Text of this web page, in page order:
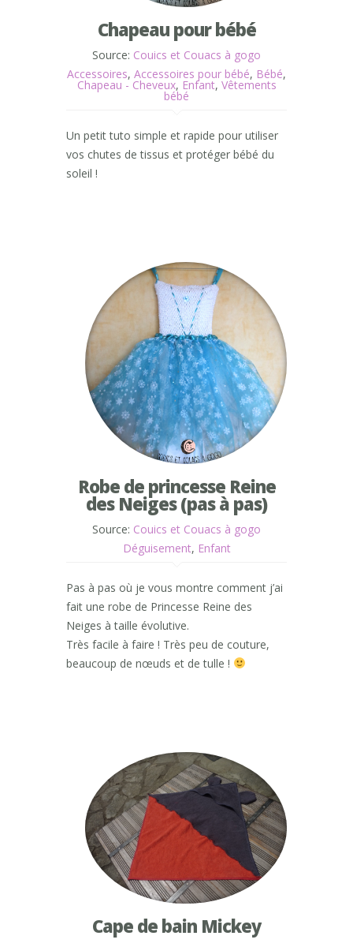
Chapeau pour bébé
Source: Couics et Couacs à gogo
Accessoires, Accessoires pour bébé, Bébé,
Chapeau - Cheveux, Enfant, Vêtements
bébé
Un petit tuto simple et rapide pour utiliser
vos chutes de tissus et protéger bébé du
soleil !
Robe de princesse Reine
des Neiges (pas à pas)
Source: Couics et Couacs à gogo
Déguisement, Enfant
Pas à pas où je vous montre comment j’ai
fait une robe de Princesse Reine des
Neiges à taille évolutive.
Très facile à faire ! Très peu de couture,
beaucoup de nœuds et de tulle !
Cape de bain Mickey